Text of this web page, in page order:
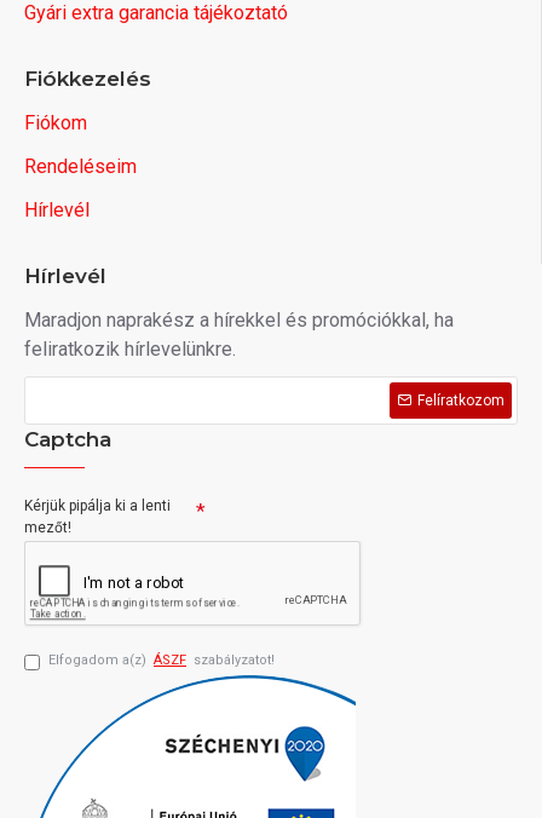
Gyári extra garancia tájékoztató
Fiókkezelés
Fiókom
Rendeléseim
Hírlevél
Hírlevél
Maradjon naprakész a hírekkel és promóciókkal, ha
feliratkozik hírlevelünkre.
Felíratkozom
Captcha
Kérjük pipálja ki a lenti
mezőt!
Elfogadom a(z) ÁSZF szabályzatot!